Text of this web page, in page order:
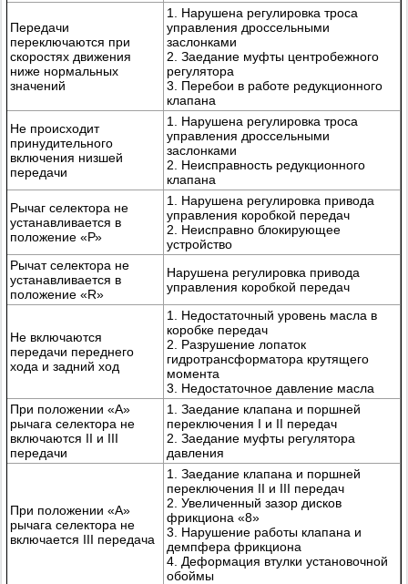
Передачи
переключаются при
скоростях движения
ниже нормальных
значений
1. Нарушена регулировка троса
управления дроссельными
заслонками
2. Заедание муфты центробежного
регулятора
3. Перебои в работе редукционного
клапана
Не происходит
принудительного
включения низшей
передачи
1. Нарушена регулировка троса
управления дроссельными
заслонками
2. Неисправность редукционного
клапана
Рычаг селектора не
устанавливается в
положение «Р»
1. Нарушена регулировка привода
управления коробкой передач
2. Неисправно блокирующее
устройство
Рычат селектора не
устанавливается в
положение «R»
Нарушена регулировка привода
управления коробкой передач
Не включаются
передачи переднего
хода и задний ход
1. Недостаточный уровень масла в
коробке передач
2. Разрушение лопаток
гидротрансформатора крутящего
момента
3. Недостаточное давление масла
При положении «А»
рычага селектора не
включаются II и III
передачи
1. Заедание клапана и поршней
переключения I и II передач
2. Заедание муфты регулятора
давления
При положении «А»
рычага селектора не
включается III передача
1. Заедание клапана и поршней
переключения II и III передач
2. Увеличенный зазор дисков
фрикциона «8»
3. Нарушение работы клапана и
демпфера фрикциона
4. Деформация втулки установочной
обоймы